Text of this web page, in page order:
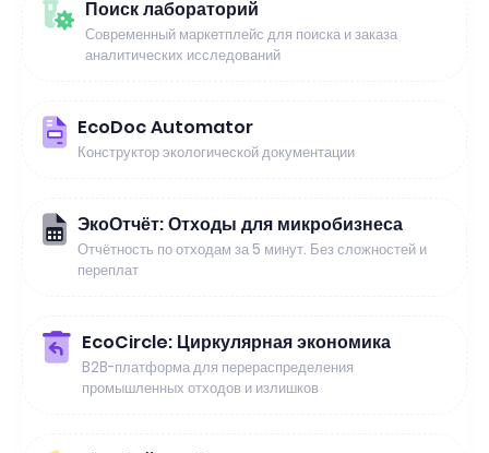
Поиск лабораторий
Современный маркетплейс для поиска и заказа
аналитических исследований
EcoDoc Automator
Конструктор экологической документации
ЭкоОтчёт: Отходы для микробизнеса
Отчётность по отходам за 5 минут. Без сложностей и
переплат
EcoCircle: Циркулярная экономика
B2B-платформа для перераспределения
промышленных отходов и излишков